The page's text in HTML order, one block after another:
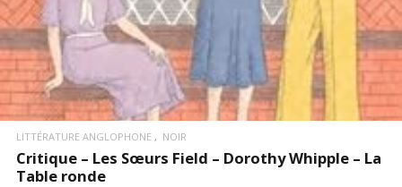
LITTÉRATURE ANGLOPHONE NOIR
Critique – Les Sœurs Field – Dorothy Whipple – La
Table ronde